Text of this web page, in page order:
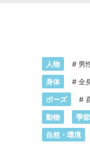
人物 # 男
身体 # 全
ポーズ #
動物 季節
自然・環境